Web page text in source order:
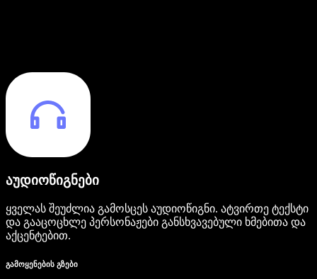
აუდიოწიგნები
ყველას შეუძლია გამოსცეს აუდიოწიგნი. ატვირთე ტექსტი
და გააცოცხლე პერსონაჟები განსხვავებული ხმებითა და
აქცენტებით.
გამოყენების გზები